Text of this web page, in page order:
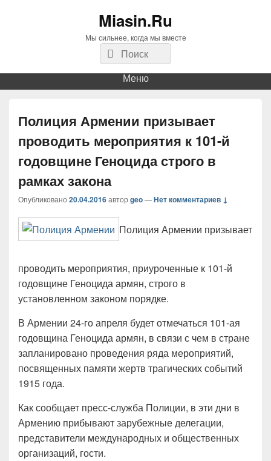
Miasin.Ru
Мы сильнее, когда мы вместе
Найти:Поиск
Меню
Полиция Армении призывает
проводить мероприятия к 101-й
годовщине Геноцида строго в
рамках закона
Опубликовано 20.04.2016автор geo—Нет комментариев ↓
Полиция Армении призывает
проводить мероприятия, приуроченные к 101-й
годовщине Геноцида армян, строго в
установленном законом порядке.
В Армении 24-го апреля будет отмечаться 101-ая
годовщина Геноцида армян, в связи с чем в стране
запланировано проведения ряда мероприятий,
посвященных памяти жертв трагических событий
1915 года.
Как сообщает пресс-служба Полиции, в эти дни в
Армению прибывают зарубежные делегации,
представители международных и общественных
организаций, гости.